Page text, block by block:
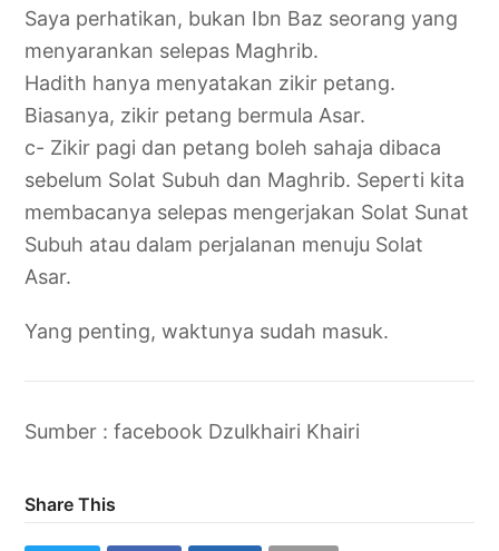
Saya perhatikan, bukan Ibn Baz seorang yang
menyarankan selepas Maghrib.
Hadith hanya menyatakan zikir petang.
Biasanya, zikir petang bermula Asar.
c- Zikir pagi dan petang boleh sahaja dibaca
sebelum Solat Subuh dan Maghrib. Seperti kita
membacanya selepas mengerjakan Solat Sunat
Subuh atau dalam perjalanan menuju Solat
Asar.
Yang penting, waktunya sudah masuk.
Sumber : facebook Dzulkhairi Khairi
Share This